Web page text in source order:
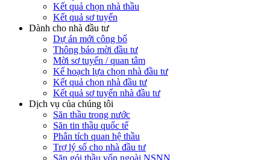
Kết quả chọn nhà thầu
Kết quả sơ tuyển
Dành cho nhà đầu tư
Dự án mới công bố
Thông báo mời đầu tư
Mời sơ tuyển / quan tâm
Kế hoạch lựa chọn nhà đầu tư
Kết quả chọn nhà đầu tư
Kết quả sơ tuyển nhà đầu tư
Dịch vụ của chúng tôi
Săn thầu trong nước
Săn tin thầu quốc tế
Phân tích quan hệ thầu
Trợ lý số cho nhà đầu tư
Săn gói thầu vốn ngoài NSNN